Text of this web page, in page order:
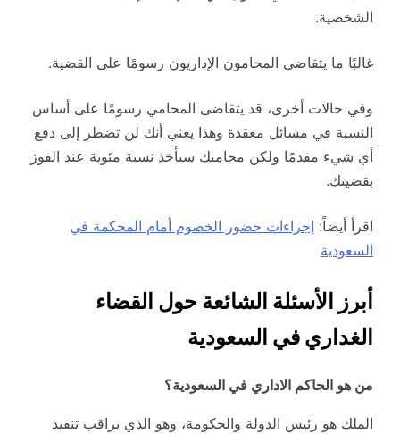
الشخصية.
غالبًا ما يتقاضى المحامون الإداريون رسومًا على القضية.
وفي حالات أخرى، قد يتقاضى المحامي رسومًا على أساس
النسبة في مسائل معقدة وهذا يعني أنك لن تضطر إلى دفع
أي شيء مقدمًا ولكن محاميك سيأخذ نسبة مئوية عند الفوز
بقضيتك.
اقرأ أيضاً: إجراءات حضور الخصوم أمام المحكمة في
السعودية
أبرز الأسئلة الشائعة حول القضاء
الغداري في السعودية
من هو الحاكم الاداري في السعودية؟
الملك هو رئيس الدولة والحكومة، وهو الذي يراقب تنفيذ